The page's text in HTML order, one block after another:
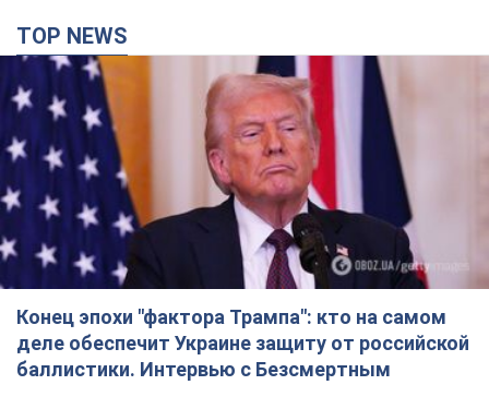
TOP NEWS
Конец эпохи "фактора Трампа": кто на самом
деле обеспечит Украине защиту от российской
баллистики. Интервью с Безсмертным